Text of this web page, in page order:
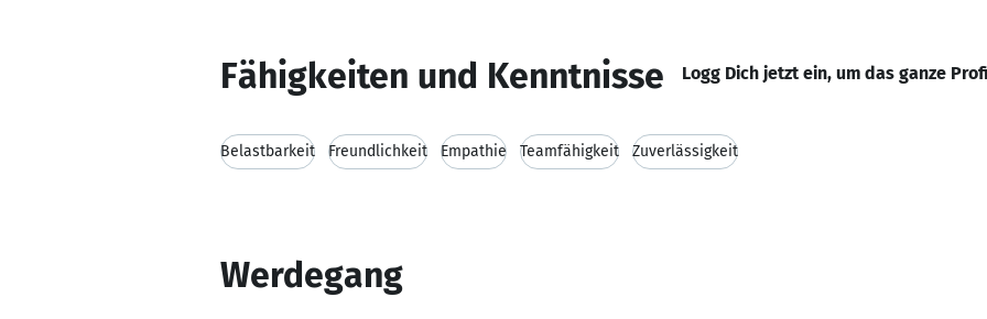
Fähigkeiten und Kenntnisse Logg Dich jetzt ein, um das ganze
Belastbarkeit Freundlichkeit Empathie Teamfähigkeit Zuverlässigkeit
Werdegang